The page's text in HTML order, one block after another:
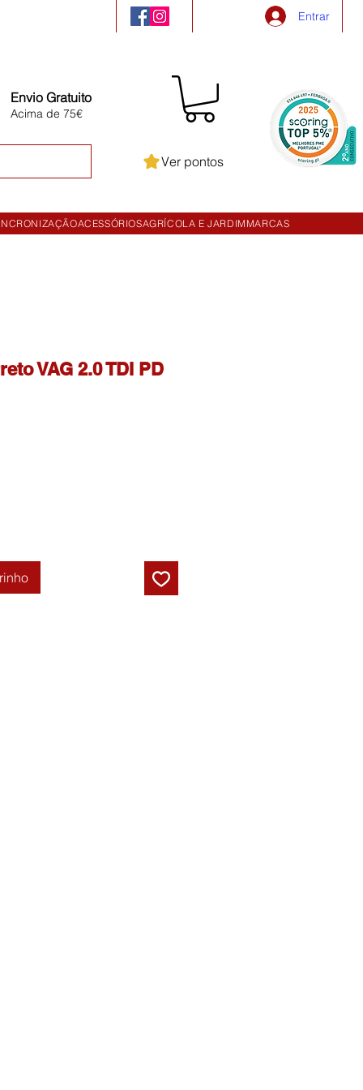
Entrar
Envio Gratuito
Acima de 75€
Ver pontos
ACESSÓRIOSAGRÍCOLA E JARDIM MARCAS
VAG 2.0 TDI PD